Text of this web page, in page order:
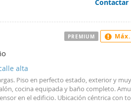
Contactar
alta
Piso en perfecto estado, exterior y muy
cocina equipada y baño completo.
en el edificio. Ubicación céntrica con
PREMIUM